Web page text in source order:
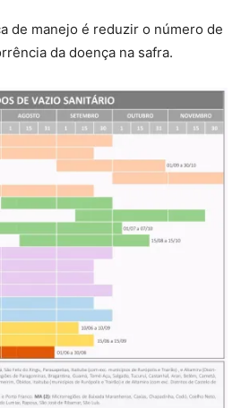
de manejo é reduzir o número de
da doença na safra.